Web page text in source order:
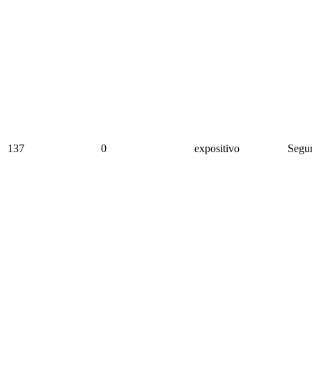
137 0 expositivo